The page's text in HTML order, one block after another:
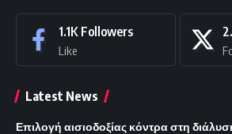
1.1K Followers
Like
Latest News
Επιλογή αισιοδοξίας κόντρα στη